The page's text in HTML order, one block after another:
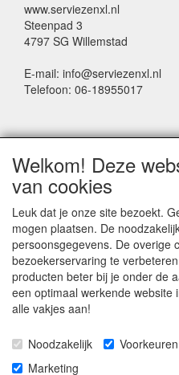
www.serviezenxl.nl
Steenpad 3
4797 SG Willemstad
E-mail: info@serviezenxl.nl
Telefoon: 06-18955017
Voornaam
Achternaam
E-mail
Welkom! Deze
van cookies
Leuk dat je onze site bezoekt.
mogen plaatsen. De
persoonsgegevens. De overige
bezoekerservaring te
producten beter bij je onder de
een optimaal werkende website
alle vakjes aan!
Noodzakelijk Voorkeuren
Marketing